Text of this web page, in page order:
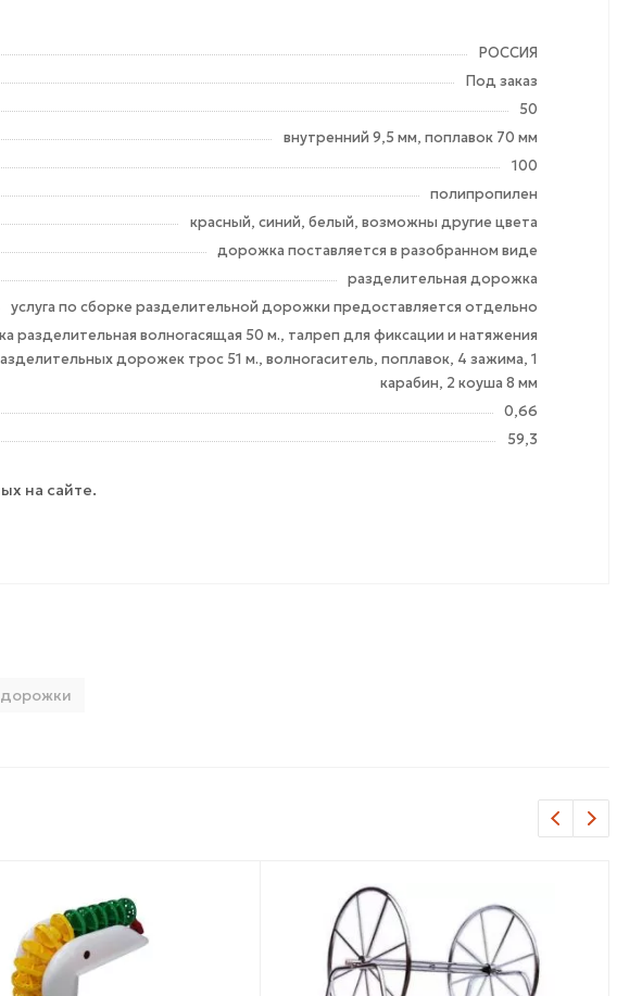
РОССИЯ
Под заказ
50
внутренний 9,5 мм, поплавок 70 мм
100
полипропилен
красный, синий, белый, возможны другие цвета
дорожка поставляется в разобранном виде
разделительная дорожка
услуга по сборке разделительной дорожки предоставляется отдельно
разделительная волногасящая 50 м., талреп для фиксации и натяжения
дорожек трос 51 м., волногаситель, поплавок, 4 зажима, 1
карабин, 2 коуша 8 мм
0,66
59,3
на сайте.